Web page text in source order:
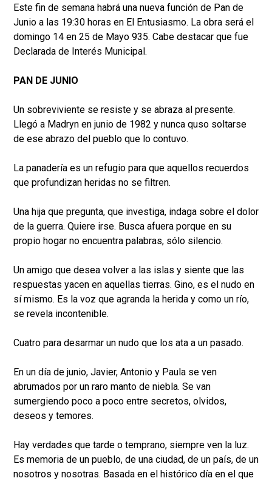
Este fin de semana habrá una nueva función de Pan de
Junio a las 19:30 horas en El Entusiasmo. La obra será el
domingo 14 en 25 de Mayo 935. Cabe destacar que fue
Declarada de Interés Municipal.
PAN DE JUNIO
Un sobreviviente se resiste y se abraza al presente.
Llegó a Madryn en junio de 1982 y nunca quso soltarse
de ese abrazo del pueblo que lo contuvo.
La panadería es un refugio para que aquellos recuerdos
que profundizan heridas no se filtren.
Una hija que pregunta, que investiga, indaga sobre el dolor
de la guerra. Quiere irse. Busca afuera porque en su
propio hogar no encuentra palabras, sólo silencio.
Un amigo que desea volver a las islas y siente que las
respuestas yacen en aquellas tierras. Gino, es el nudo en
sí mismo. Es la voz que agranda la herida y como un río,
se revela incontenible.
Cuatro para desarmar un nudo que los ata a un pasado.
En un día de junio, Javier, Antonio y Paula se ven
abrumados por un raro manto de niebla. Se van
sumergiendo poco a poco entre secretos, olvidos,
deseos y temores.
Hay verdades que tarde o temprano, siempre ven la luz.
Es memoria de un pueblo, de una ciudad, de un país, de un
nosotros y nosotras. Basada en el histórico día en el que